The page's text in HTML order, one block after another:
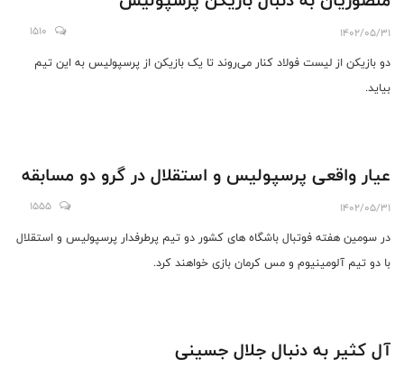
1402/05/31
1510
دو بازیکن از لیست فولاد کنار می‌روند تا یک بازیکن از پرسپولیس به این تیم
بیاید.
عیار واقعی پرسپولیس و استقلال در گرو دو مسابقه
1402/05/31
1555
در سومین هفته فوتبال باشگاه های کشور دو تیم پرطرفدار پرسپولیس و استقلال
با دو تیم آلومینیوم و مس کرمان بازی خواهند کرد.
آل کثیر به دنبال جلال جسینی